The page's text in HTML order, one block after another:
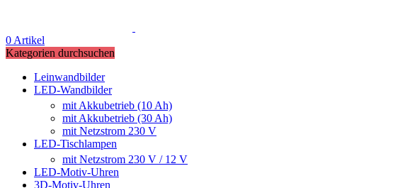
0 Artikel
Kategorien durchsuchen
Leinwandbilder
LED-Wandbilder
mit Akkubetrieb (10 Ah)
mit Akkubetrieb (30 Ah)
mit Netzstrom 230 V
LED-Tischlampen
mit Netzstrom 230 V / 12 V
LED-Motiv-Uhren
3D-Motiv-Uhren